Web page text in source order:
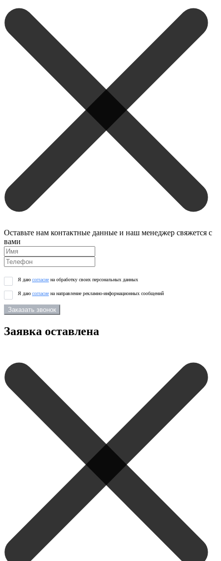
Оставьте нам контактные данные и наш менеджер свяжется с
вами
Я даю согласие на обработку своих персональных данных
Я даю согласие на направление рекламно-информационных сообщений
Заказать звонок
Заявка оставлена